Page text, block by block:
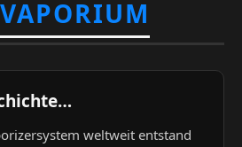
VAPORIUM
weltweit entstand